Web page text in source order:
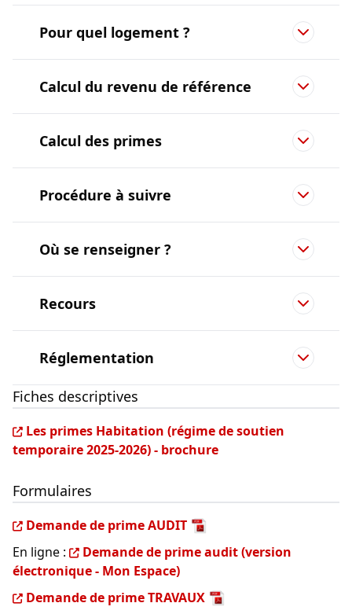
Pour quel logement ?
Calcul du revenu de référence
Calcul des primes
Procédure à suivre
Où se renseigner ?
Recours
Réglementation
Fiches descriptives
Les primes Habitation (régime de soutien
temporaire 2025-2026) - brochure
Formulaires
Demande de prime AUDIT
En ligne :
Demande de prime audit (version
électronique - Mon Espace)
Demande de prime TRAVAUX